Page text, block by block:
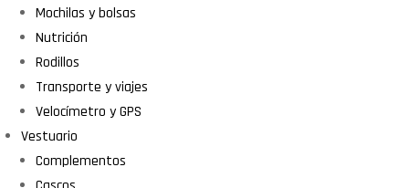
Mochilas y bolsas
Nutrición
Rodillos
Transporte y viajes
Velocímetro y GPS
Vestuario
Complementos